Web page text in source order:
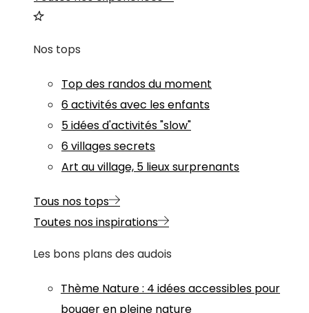
Nos tops
Top des randos du moment
6 activités avec les enfants
5 idées d'activités "slow"
6 villages secrets
Art au village, 5 lieux surprenants
Tous nos tops
Toutes nos inspirations
Les bons plans des audois
Thème Nature: 4 idées accessibles pour
bouger en pleine nature